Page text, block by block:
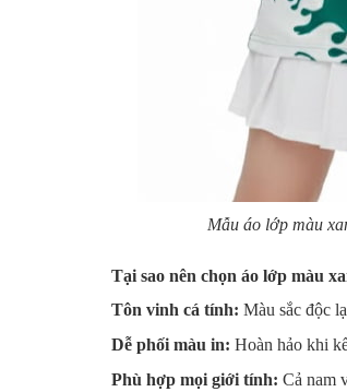
Mẫu áo lớp màu
Tại sao nên chọn áo lớp màu
Tôn vinh cá tính: Màu sắc độc
Dễ phối màu in: Hoàn hảo khi
Phù hợp mọi giới tính: Cả nam